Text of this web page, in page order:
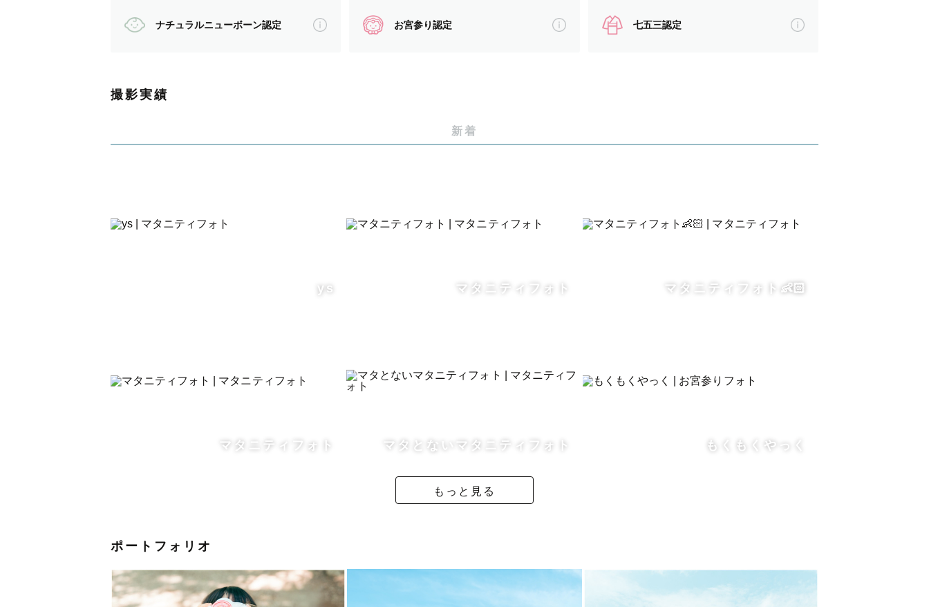
＊キッズフォトスタジオでの勤務経験あり
趣味：音楽鑑賞・ライブ鑑賞・夢の国に行くことです🏰🐭
ご依頼をいただいてからご相談の上、算出いたします。
Lovegraphでの撮影は商用撮影になるため、事前に撮影地への許可申請をお客様にお願いしております。また撮影料、申請
料、入園料、拝観料が必要な場合はお客様でご負担いただいておりますので、あらかじめご了承ください。
﹡˖˟༝˖˟˖˟   お打ち合わせについて  ﹡˖˟༝˖˟˖˟
ナチュラルニューボーン認定 お宮参り認定 七五三認定
撮影実績
新着
ys マタニティフォト マタニティフォト👶🏻‪‪
マタニティフォト マタとないマタニティフォト もくもくやっく
もっと見る
ポートフォリオ